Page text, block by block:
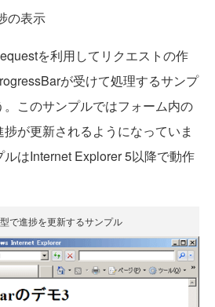
の表示
を利用してリクエストの作
が受けて処理するサンプ
このサンプルではフォーム内の
が更新されるようになっていま
はInternet Explorer 5以降で動作
で進捗を更新するサンプル